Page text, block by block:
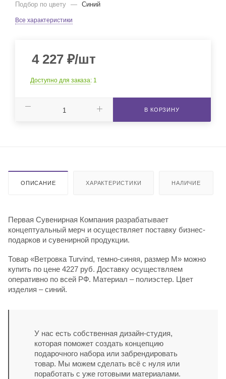
Подбор по цвету — Синий
Все характеристики
4 227 ₽/шт
Доступно для заказа: 1
В КОРЗИНУ
ОПИСАНИЕ ХАРАКТЕРИСТИКИ НАЛИЧИЕ
Первая Сувенирная Компания разрабатывает
концептуальный мерч и осуществляет поставку бизнес-
подарков и сувенирной продукции.
Товар «Ветровка Turvind, темно-синяя, размер M» можно
купить по цене 4227 руб. Доставку осуществляем
оперативно по всей РФ. Материал – полиэстер. Цвет
изделия – синий.
У нас есть собственная дизайн-студия,
которая поможет создать концепцию
подарочного набора или забрендировать
товар. Мы можем сделать всё с нуля или
поработать с уже готовыми материалами.